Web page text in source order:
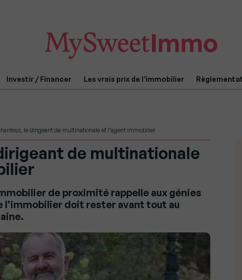
Investir / Financer Les vrais prix de l’immobilier
le dirigeant de multinationale et l’agent immobilier
de multinationale
de proximité rappelle aux génies
l’immobilier doit rester avant tout au